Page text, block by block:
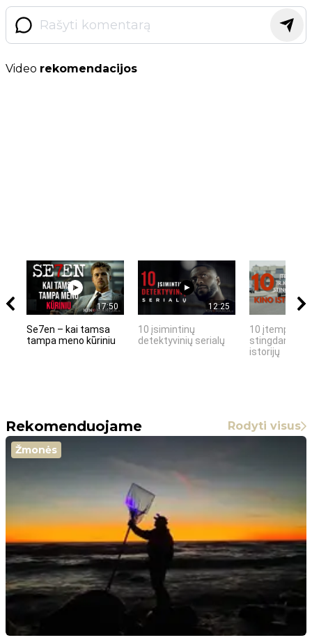
Video rekomendacijos
17:50
Se7en – kai tamsa
tampa meno kūriniu
12:25
10 įsimintinų
detektyvinių serialų
10 įtemptų,
stingdančių
istorijų
Rekomenduojame Rodyti visus
Žmonės